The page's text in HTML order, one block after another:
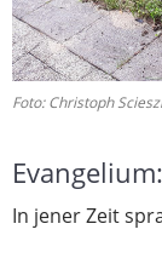
Foto: Christoph
In jener Zeit